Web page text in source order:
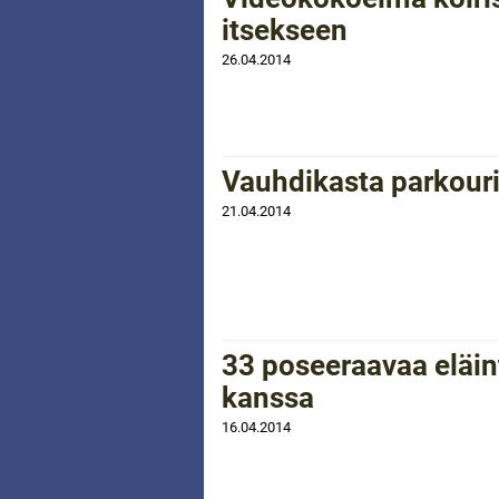
itsekseen
26.04.2014
Vauhdikasta
21.04.2014
33 poseeraavaa
kanssa
16.04.2014